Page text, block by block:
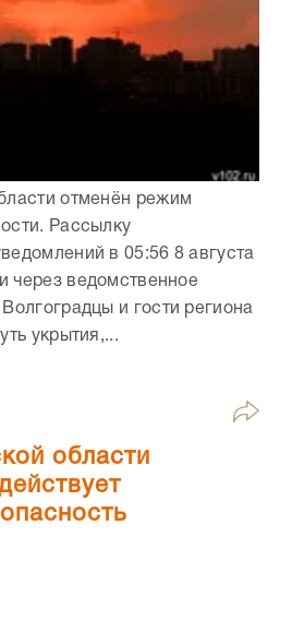
отменён режим
Рассылку
в 05:56 8 августа
через ведомственное
и гости региона
укрытия,...
области